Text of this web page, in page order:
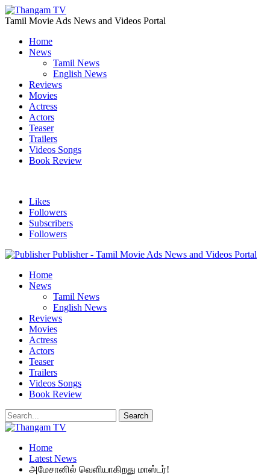
Tamil Movie Ads News and Videos Portal
Home
News
Tamil News
English News
Reviews
Movies
Actress
Actors
Teaser
Trailers
Videos Songs
Book Review
Likes
Followers
Subscribers
Followers
Publisher - Tamil Movie Ads News and Videos Portal
Home
News
Tamil News
English News
Reviews
Movies
Actress
Actors
Teaser
Trailers
Videos Songs
Book Review
Home
Latest News
அமேசானில் வெளியாகிறது மாஸ்டர்!